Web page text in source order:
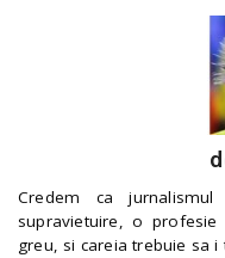
Credem ca
supravietuire, o
greu, si careia trebuie sa